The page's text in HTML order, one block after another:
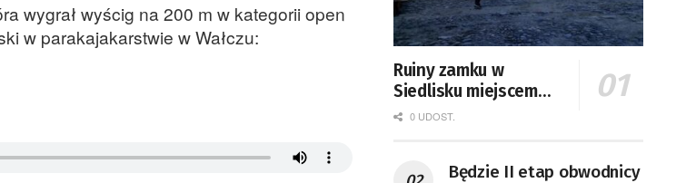
wygrał wyścig na 200 m w kategorii open
w parakajakarstwie w Wałczu:
Ruiny zamku w
Siedlisku miejscem
święta plonów
0 UDOST.
Będzie II etap obwodnicy